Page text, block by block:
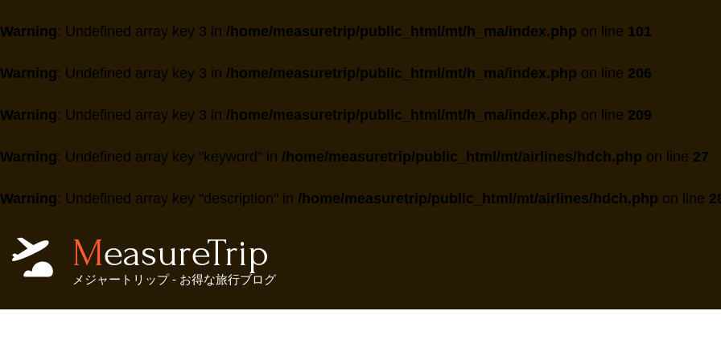
Warning: Undefined array key 3 in /home/measuretrip/public_html/mt/h_ma/index.php on line 101
Warning: Undefined array key 3 in /home/measuretrip/public_html/mt/h_ma/index.php on line 206
Warning: Undefined array key 3 in /home/measuretrip/public_html/mt/h_ma/index.php on line 209
Warning: Undefined array key "keyword" in /home/measuretrip/public_html/mt/airlines/hdch.php on line 27
Warning: Undefined array key "description" in /home/measuretrip/public_html/mt/airlines/hdch.php on line
MeasureTrip
メジャートリップ - お得な旅行ブログ